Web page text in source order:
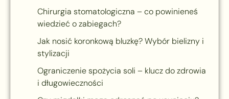
Chirurgia stomatologiczna – co powinieneś
wiedzieć o zabiegach?
Jak nosić koronkową bluzkę? Wybór bielizny i
stylizacji
Ograniczenie spożycia soli – klucz do zdrowia
i długowieczności